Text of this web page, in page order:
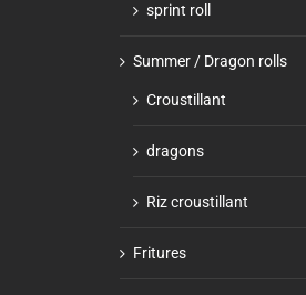
sprint roll
Summer / Dragon rolls
Croustillant
dragons
Riz croustillant
Fritures